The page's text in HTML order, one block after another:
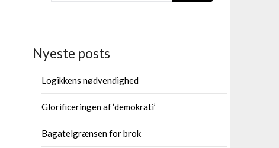
Nyeste posts
Logikkens nødvendighed
Glorificeringen af ‘demokrati’
Bagatelgrænsen for brok